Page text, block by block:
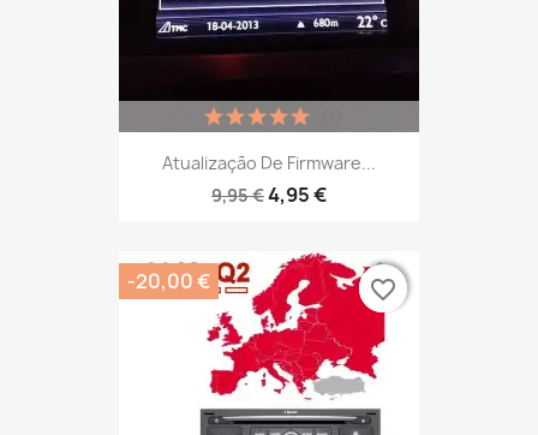
Atualização De Firmware...
9,95 €4,95 €
-20,00 € favorite_border
favorite_border